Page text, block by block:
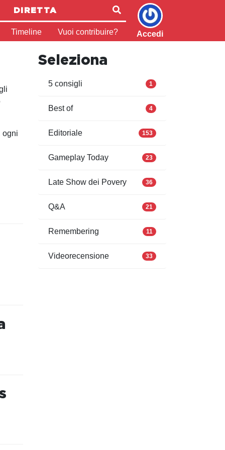
DIRETTA
Timeline Vuoi contribuire? Accedi
ogni
Seleziona
5 consigli 1
Best of 4
Editoriale 153
Gameplay Today 23
Late Show dei Povery 36
Q&A 21
Remembering 11
Videorecensione 33